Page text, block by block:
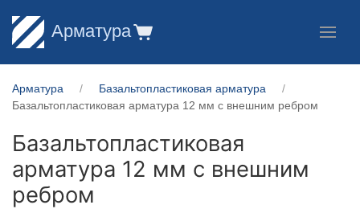
Арматура
Арматура
Базальтопластиковая арматура
Базальтопластиковая арматура 12 мм с внешним ребром
Базальтопластиковая
арматура 12 мм с внешним
ребром